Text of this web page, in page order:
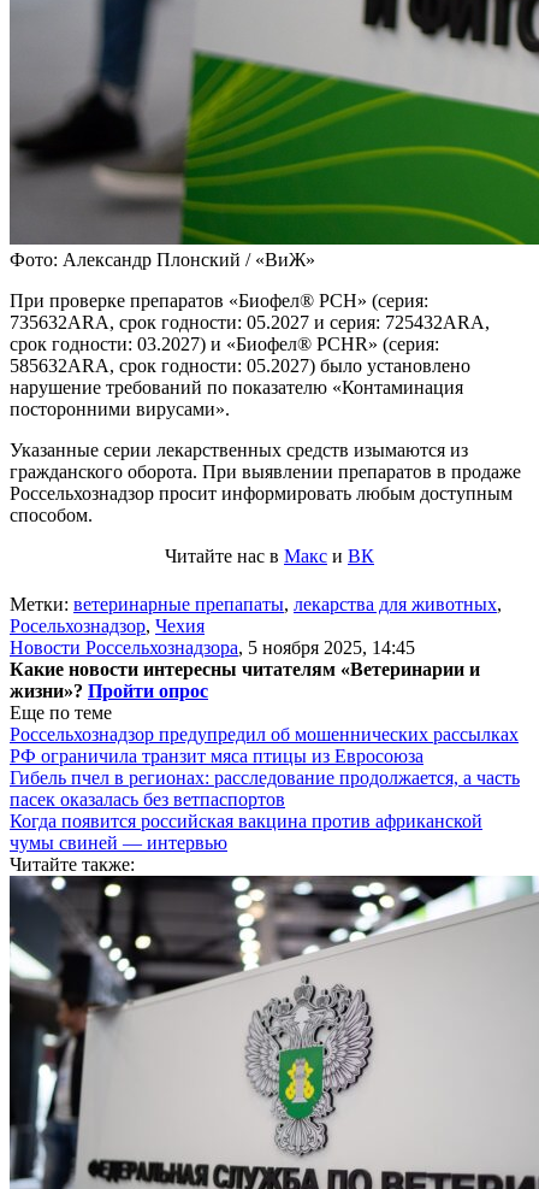
Фото: Александр Плонский / «ВиЖ»
При проверке препаратов «Биофел® PCH» (серия:
735632ARA, срок годности: 05.2027 и серия: 725432ARA,
срок годности: 03.2027) и «Биофел® PCHR» (серия:
585632ARA, срок годности: 05.2027) было установлено
нарушение требований по показателю «Контаминация
посторонними вирусами».
Указанные серии лекарственных средств изымаются из
гражданского оборота. При выявлении препаратов в продаже
Россельхознадзор просит информировать любым доступным
способом.
Читайте нас в Макс и ВК
Метки: ветеринарные препапаты, лекарства для животных,
Росельхознадзор, Чехия
Новости Россельхознадзора, 5 ноября 2025, 14:45
Какие новости интересны читателям «Ветеринарии и
жизни»? Пройти опрос
Еще по теме
Россельхознадзор предупредил об мошеннических рассылках
РФ ограничила транзит мяса птицы из Евросоюза
Гибель пчел в регионах: расследование продолжается, а часть
пасек оказалась без ветпаспортов
Когда появится российская вакцина против африканской
чумы свиней — интервью
Читайте также: